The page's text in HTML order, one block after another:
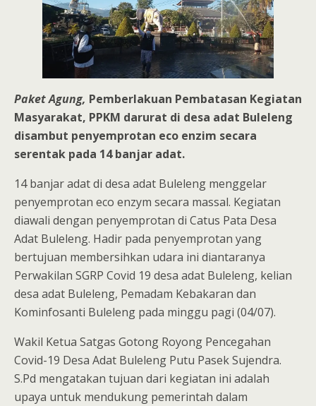
Paket Agung, Pemberlakuan Pembatasan Kegiatan
Masyarakat, PPKM darurat di desa adat Buleleng
disambut penyemprotan eco enzim secara
serentak pada 14 banjar adat.
14 banjar adat di desa adat Buleleng menggelar
penyemprotan eco enzym secara massal. Kegiatan
diawali dengan penyemprotan di Catus Pata Desa
Adat Buleleng. Hadir pada penyemprotan yang
bertujuan membersihkan udara ini diantaranya
Perwakilan SGRP Covid 19 desa adat Buleleng, kelian
desa adat Buleleng, Pemadam Kebakaran dan
Kominfosanti Buleleng pada minggu pagi (04/07).
Wakil Ketua Satgas Gotong Royong Pencegahan
Covid-19 Desa Adat Buleleng Putu Pasek Sujendra.
S.Pd mengatakan tujuan dari kegiatan ini adalah
upaya untuk mendukung pemerintah dalam